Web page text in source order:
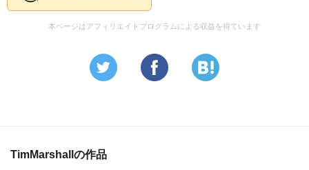
本ページはアフィリエイトプログラムによる収益を得ています
TimMarshallの作品